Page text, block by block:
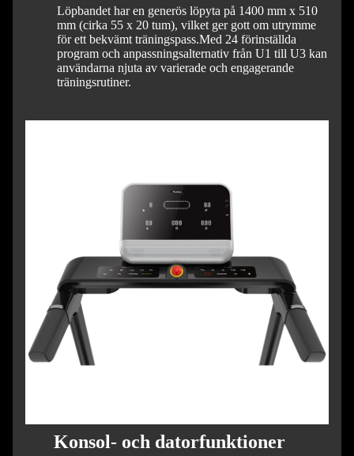
Löpbandet har en generös löpyta på 1400 mm x 510
mm (cirka 55 x 20 tum), vilket ger gott om utrymme
för ett bekvämt träningspass.Med 24 förinställda
program och anpassningsalternativ från U1 till U3 kan
användarna njuta av varierade och engagerande
träningsrutiner.
Konsol- och datorfunktioner